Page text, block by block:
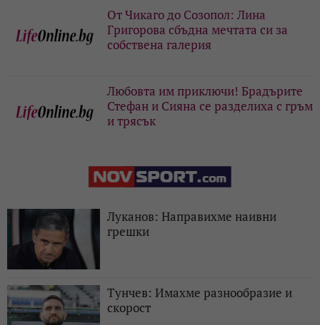
От Чикаго до Созопол: Лина
Григорова сбъдна мечтата си за
собствена галерия
Любовта им приключи! Брадърите
Стефан и Сияна се разделиха с гръм
и трясък
Луканов: Направихме наивни
грешки
Тунчев: Имахме разнообразие и
скорост